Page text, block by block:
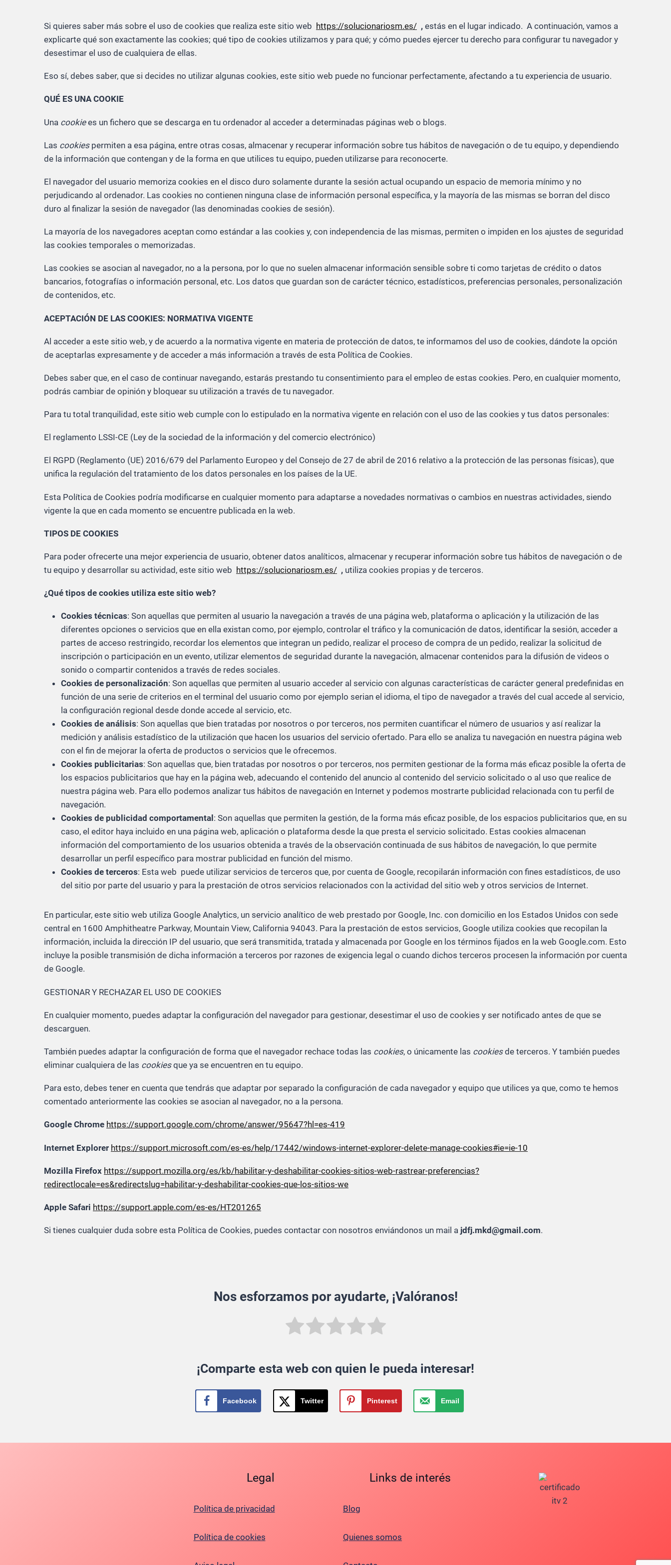
Si quieres saber más sobre el uso de cookies que realiza este sitio web https://solucionariosm.es/ , estás en el lugar indicado. A continuación, vamos a
explicarte qué son exactamente las cookies; qué tipo de cookies utilizamos y para qué; y cómo puedes ejercer tu derecho para configurar tu navegador y
desestimar el uso de cualquiera de ellas.
Eso sí, debes saber, que si decides no utilizar algunas cookies, este sitio web puede no funcionar perfectamente, afectando a tu experiencia de usuario.
QUÉ ES UNA COOKIE
Una cookiees un fichero que se descarga en tu ordenador al acceder a determinadas páginas web o blogs.
Las cookiespermiten a esa página, entre otras cosas, almacenar y recuperar información sobre tus hábitos de navegación o de tu equipo, y dependiendo
de la información que contengan y de la forma en que utilices tu equipo, pueden utilizarse para reconocerte.
El navegador del usuario memoriza cookies en el disco duro solamente durante la sesión actual ocupando un espacio de memoria mínimo y no
perjudicando al ordenador. Las cookies no contienen ninguna clase de información personal específica, y la mayoría de las mismas se borran del disco
duro al finalizar la sesión de navegador (las denominadas cookies de sesión).
La mayoría de los navegadores aceptan como estándar a las cookies y, con independencia de las mismas, permiten o impiden en los ajustes de seguridad
las cookies temporales o memorizadas.
Las cookies se asocian al navegador, no a la persona, por lo que no suelen almacenar información sensible sobre ti como tarjetas de crédito o datos
bancarios, fotografías o información personal, etc. Los datos que guardan son de carácter técnico, estadísticos, preferencias personales, personalización
de contenidos, etc.
ACEPTACIÓN DE LAS COOKIES: NORMATIVA VIGENTE
Al acceder a este sitio web, y de acuerdo a la normativa vigente en materia de protección de datos, te informamos del uso de cookies, dándote la opción
de aceptarlas expresamente y de acceder a más información a través de esta Política de Cookies.
Debes saber que, en el caso de continuar navegando, estarás prestando tu consentimiento para el empleo de estas cookies. Pero, en cualquier momento,
podrás cambiar de opinión y bloquear su utilización a través de tu navegador.
Para tu total tranquilidad, este sitio web cumple con lo estipulado en la normativa vigente en relación con el uso de las cookies y tus datos personales:
El reglamento LSSI-CE (Ley de la sociedad de la información y del comercio electrónico)
El RGPD (Reglamento (UE) 2016/679 del Parlamento Europeo y del Consejo de 27 de abril de 2016 relativo a la protección de las personas físicas), que
unifica la regulación del tratamiento de los datos personales en los países de la UE.
Esta Política de Cookies podría modificarse en cualquier momento para adaptarse a novedades normativas o cambios en nuestras actividades, siendo
vigente la que en cada momento se encuentre publicada en la web.
TIPOS DE COOKIES
Para poder ofrecerte una mejor experiencia de usuario, obtener datos analíticos, almacenar y recuperar información sobre tus hábitos de navegación o de
tu equipo y desarrollar su actividad, este sitio web https://solucionariosm.es/ , utiliza cookies propias y de terceros.
¿Qué tipos de cookies utiliza este sitio web?
Cookies técnicas: Son aquellas que permiten al usuario la navegación a través de una página web, plataforma o aplicación y la utilización de las
diferentes opciones o servicios que en ella existan como, por ejemplo, controlar el tráfico y la comunicación de datos, identificar la sesión, acceder a
partes de acceso restringido, recordar los elementos que integran un pedido, realizar el proceso de compra de un pedido, realizar la solicitud de
inscripción o participación en un evento, utilizar elementos de seguridad durante la navegación, almacenar contenidos para la difusión de videos o
sonido o compartir contenidos a través de redes sociales.
Cookies de personalización: Son aquellas que permiten al usuario acceder al servicio con algunas características de carácter general predefinidas en
función de una serie de criterios en el terminal del usuario como por ejemplo serian el idioma, el tipo de navegador a través del cual accede al servicio,
la configuración regional desde donde accede al servicio, etc.
Cookies de análisis: Son aquellas que bien tratadas por nosotros o por terceros, nos permiten cuantificar el número de usuarios y así realizar la
medición y análisis estadístico de la utilización que hacen los usuarios del servicio ofertado. Para ello se analiza tu navegación en nuestra página web
con el fin de mejorar la oferta de productos o servicios que le ofrecemos.
Cookies publicitarias: Son aquellas que, bien tratadas por nosotros o por terceros, nos permiten gestionar de la forma más eficaz posible la oferta de
los espacios publicitarios que hay en la página web, adecuando el contenido del anuncio al contenido del servicio solicitado o al uso que realice de
nuestra página web. Para ello podemos analizar tus hábitos de navegación en Internet y podemos mostrarte publicidad relacionada con tu perfil de
navegación.
Cookies de publicidad comportamental : Son aquellas que permiten la gestión, de la forma más eficaz posible, de los espacios publicitarios que, en su
caso, el editor haya incluido en una página web, aplicación o plataforma desde la que presta el servicio solicitado. Estas cookies almacenan
información del comportamiento de los usuarios obtenida a través de la observación continuada de sus hábitos de navegación, lo que permite
desarrollar un perfil específico para mostrar publicidad en función del mismo.
Cookies de terceros: Esta web puede utilizar servicios de terceros que, por cuenta de Google, recopilarán información con fines estadísticos, de uso
del sitio por parte del usuario y para la prestación de otros servicios relacionados con la actividad del sitio web y otros servicios de Internet.
En particular, este sitio web utiliza Google Analytics, un servicio analítico de web prestado por Google, Inc. con domicilio en los Estados Unidos con sede
central en 1600 Amphitheatre Parkway, Mountain View, California 94043. Para la prestación de estos servicios, Google utiliza cookies que recopilan la
información, incluida la dirección IP del usuario, que será transmitida, tratada y almacenada por Google en los términos fijados en la web Google.com. Esto
incluye la posible transmisión de dicha información a terceros por razones de exigencia legal o cuando dichos terceros procesen la información por cuenta
de Google.
GESTIONAR Y RECHAZAR EL USO DE COOKIES
En cualquier momento, puedes adaptar la configuración del navegador para gestionar, desestimar el uso de cookies y ser notificado antes de que se
descarguen.
También puedes adaptar la configuración de forma que el navegador rechace todas las cookies, o únicamente las cookiesde terceros. Y también puedes
eliminar cualquiera de las cookiesque ya se encuentren en tu equipo.
Para esto, debes tener en cuenta que tendrás que adaptar por separado la configuración de cada navegador y equipo que utilices ya que, como te hemos
comentado anteriormente las cookies se asocian al navegador, no a la persona.
Google Chrome https://support.google.com/chrome/answer/95647?hl=es-419
Internet Explorer https://support.microsoft.com/es-es/help/17442/windows-internet-explorer-delete-manage-cookies#ie=ie-10
Mozilla Firefox https://support.mozilla.org/es/kb/habilitar-y-deshabilitar-cookies-sitios-web-rastrear-preferencias?
redirectlocale=es&redirectslug=habilitar-y-deshabilitar-cookies-que-los-sitios-we
Apple Safari https://support.apple.com/es-es/HT201265
Si tienes cualquier duda sobre esta Política de Cookies, puedes contactar con nosotros enviándonos un mail a jdfj.mkd@gmail.com.
Nos esforzamos por ayudarte, ¡Valóranos!
¡Comparte esta web con quien le pueda interesar!
Facebook Twitter Pinterest Email
Legal
Política de privacidad
Política de cookies
Links de interés
Blog
Quienes somos